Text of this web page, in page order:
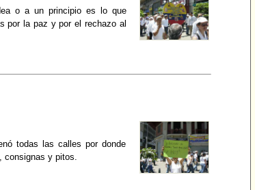
o a un principio es lo que
por la paz y por el rechazo al
todas las calles por donde
consignas y pitos.